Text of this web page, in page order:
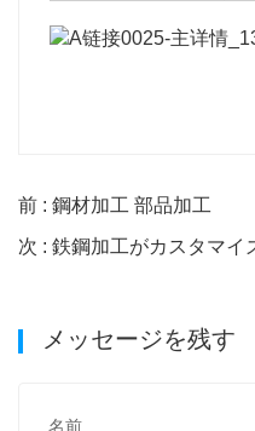
前 : 鋼材加工 部品加工
次 : 鉄鋼加工がカスタマイ
メッセージを残す
名前